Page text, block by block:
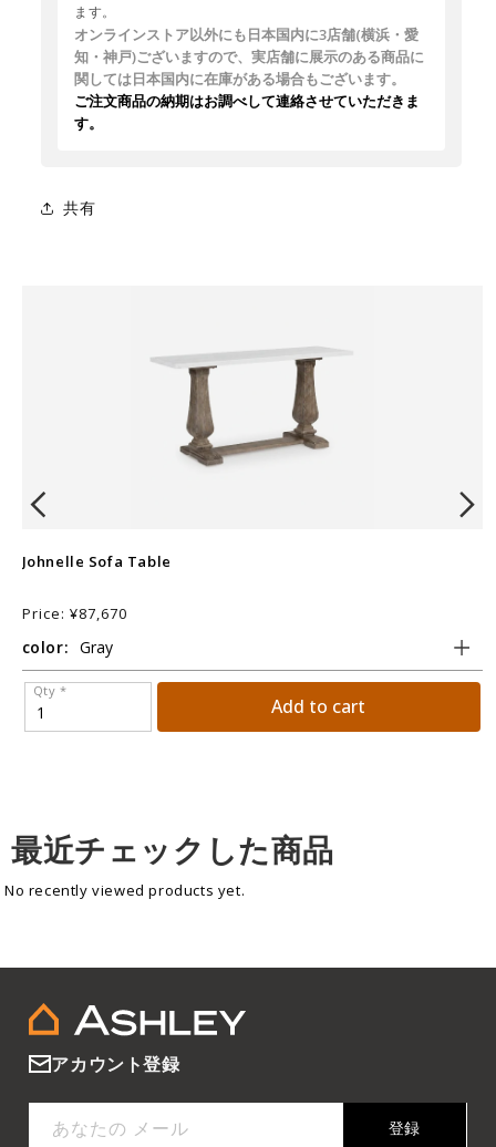
ます。
オンラインストア以外にも日本国内に3店舗(横浜・愛
知・神戸)ございますので、実店舗に展示のある商品に
関しては日本国内に在庫がある場合もございます。
ご注文商品の納期はお調べして連絡させていただきま
す。
共有
Johnelle Sofa Table
Price: ¥87,670
color:
Qty *
Add to cart
最近チェックした商品
No recently viewed products yet.
アカウント登録
あなたの メール 登録